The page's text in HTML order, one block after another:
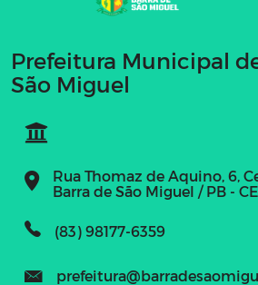
Prefeitura Municipal
São Miguel
Rua Thomaz de Aquino, 6,
Barra de São Miguel / PB -
(83) 98177-6359